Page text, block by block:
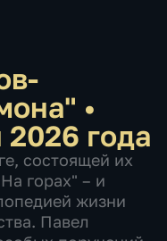
•
года
состоящей их
горах" – и
жизни
Павел